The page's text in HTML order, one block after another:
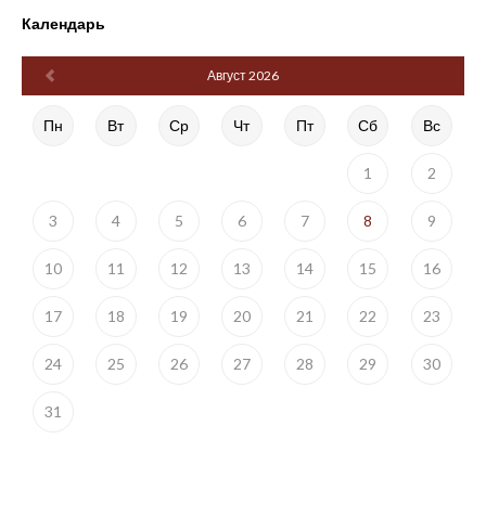
Календарь
Август 2026
Пн Вт Ср Чт Пт Сб Вс
1 2
3 4 5 6 7 8 9
10 11 12 13 14 15 16
17 18 19 20 21 22 23
24 25 26 27 28 29 30
31